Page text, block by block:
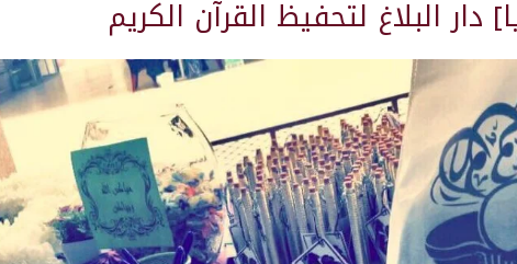
دار البلاغ لتحفيظ القرآن الكريم